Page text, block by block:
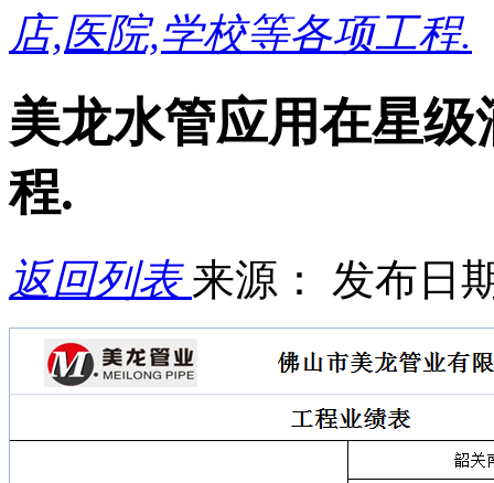
店,医院,学校等各项工程.
美龙水管应用在星
程.
返回列表来源： 发布日